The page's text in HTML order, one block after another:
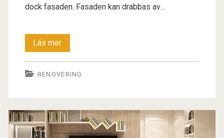
dock fasaden. Fasaden kan drabbas av…
Läs merFasadrenovering
RENOVERING